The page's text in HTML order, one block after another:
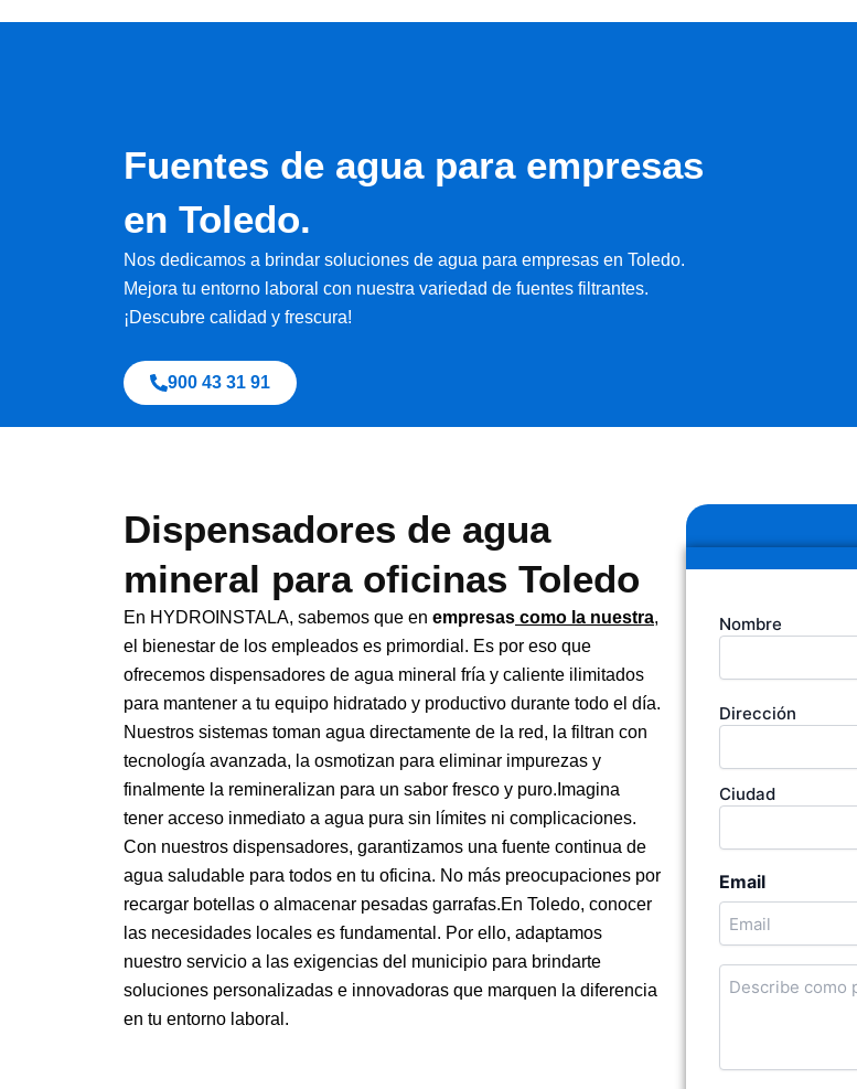
Fuentes de agua para empresas
en Toledo.
Nos dedicamos a brindar soluciones de agua para empresas en Toledo.
Mejora tu entorno laboral con nuestra variedad de fuentes filtrantes.
¡Descubre calidad y frescura!
900 43 31 91
Dispensadores de agua
mineral para oficinas Toledo
En HYDROINSTALA, sabemos que en empresas como la nuestra,
el bienestar de los empleados es primordial. Es por eso que
ofrecemos dispensadores de agua mineral fría y caliente ilimitados
para mantener a tu equipo hidratado y productivo durante todo el día.
Nuestros sistemas toman agua directamente de la red, la filtran con
tecnología avanzada, la osmotizan para eliminar impurezas y
finalmente la remineralizan para un sabor fresco y puro.Imagina
tener acceso inmediato a agua pura sin límites ni complicaciones.
Con nuestros dispensadores, garantizamos una fuente continua de
agua saludable para todos en tu oficina. No más preocupaciones por
recargar botellas o almacenar pesadas garrafas.En Toledo, conocer
las necesidades locales es fundamental. Por ello, adaptamos
nuestro servicio a las exigencias del municipio para brindarte
soluciones personalizadas e innovadoras que marquen la diferencia
en tu entorno laboral.
Tu
nombre
Nombre
Dirección
de
empresa
Dirección
Ciudad
Email
Cuentanos
en
ayudarte